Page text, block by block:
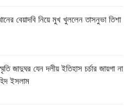
বেয়াদবি নিয়ে মুখ খুললেন তাসনুভা তিশা
জাদুঘর যেন দলীয় ইতিহাস চর্চার জায়গা না
ইসলাম